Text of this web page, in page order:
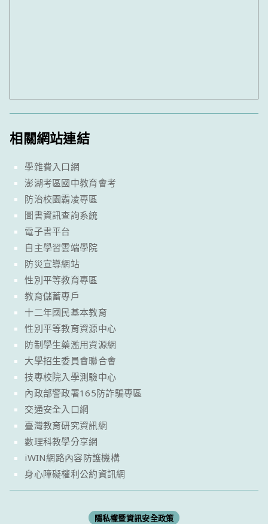
相關網站連結
學雜費入口網
澎湖考區國中教育會考
防治校園霸凌專區
圖書資訊查詢系統
電子書平台
自主學習雲端學院
防災宣導網站
性別平等教育專區
教育儲蓄專戶
十二年國民基本教育
性別平等教育資源中心
防制學生藥濫用資源網
大學招生委員會聯合會
技專校院入學測驗中心
內政部警政署165防詐騙專區
交通安全入口網
臺灣教育研究資訊網
數理科教學分享網
iWIN網路內容防護機構
身心障礙權利公約資訊網
隱私權暨資訊安全政策